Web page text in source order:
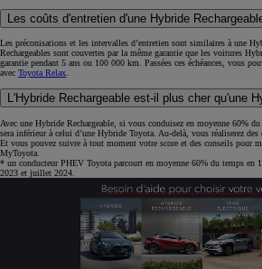
Les coûts d'entretien d'une Hybride
Les préconisations et les intervalles d’entretien sont similaires à une
Rechargeables sont couvertes par la même garantie que les voitures
garantie pendant 5 ans ou 100 000 km. Passées ces échéances, vous
avec Toyota Relax.
L'Hybride Rechargeable est-il plus cher qu'une
Avec une Hybride Rechargeable, si vous conduisez en moyenne 60%
sera inférieur à celui d’une Hybride Toyota. Au-delà, vous réaliserez
Et vous pouvez suivre à tout moment votre score et des conseils pour
MyToyota.
* un conducteur PHEV Toyota parcourt en moyenne 60% du temps en
2023 et juillet 2024.